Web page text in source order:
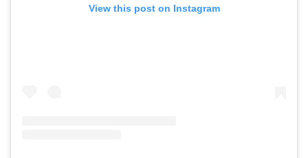
View this post on Instagram